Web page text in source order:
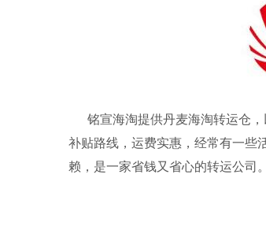
铭宣海淘提供丹麦海淘转运仓
补贴路线，运费实惠，经常有一些
赖，是一家省钱又省心的转运公司 。